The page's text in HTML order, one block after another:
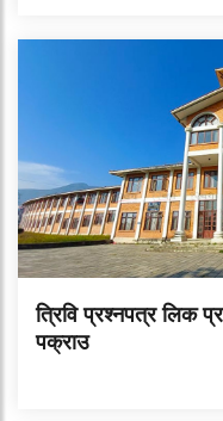
त्रिवि प्रश्नपत्र लिक
पक्राउ